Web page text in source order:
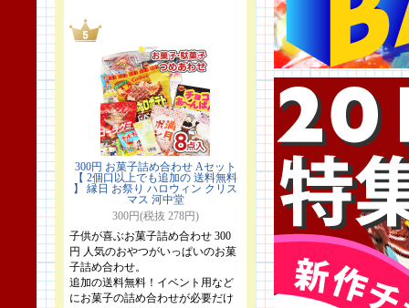
300円 お菓子詰め合わせ Aセット
【 2個口以上でも追加の 送料無料
】 縁日 お祭り ハロウィン クリス
マス 河中堂
300円(税抜 278円)
子供が喜ぶお菓子詰め合わせ 300
円 人気のおやつがいっぱいのお菓
子詰め合わせ。
追加の送料無料！イベント用など
にお菓子の詰め合わせが必要だけ